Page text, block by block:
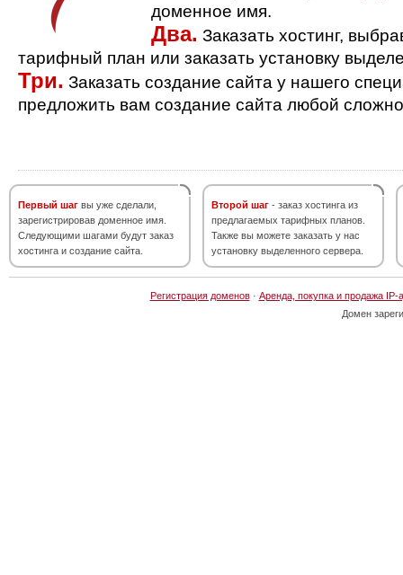
доменное имя.
Два. Заказать хостинг,
тарифный план или заказать установку
Три. Заказать создание сайта у нашего
предложить вам создание сайта любой
Первый шаг вы уже сделали,
зарегистрировав доменное имя.
Следующими шагами будут заказ
хостинга и создание сайта.
Второй шаг - заказ хостинга из
предлагаемых тарифных планов.
Также вы можете заказать у нас
установку выделенного сервера.
Регистрация доменов· Аренда, покупка и продажа IP-
Домен